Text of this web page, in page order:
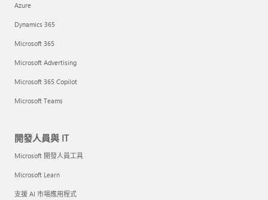
Azure
Dynamics 365
Microsoft 365
Microsoft Advertising
Microsoft 365 Copilot
Microsoft Teams
開發人員與 IT
Microsoft 開發人員工具
Microsoft Learn
支援 AI 市場應用程式